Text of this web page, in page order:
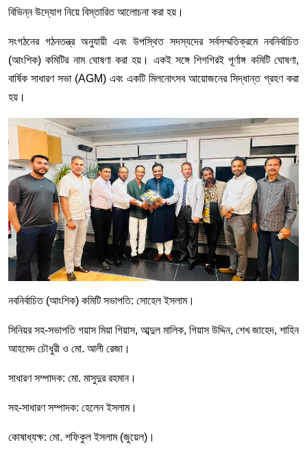
বিভিন্ন উদ্যোগ নিয়ে বিস্তারিত আলোচনা করা হয়।
সংগঠনের গঠনতন্ত্র অনুযায়ী এবং উপস্থিত সদস্যদের সর্বসম্মতিক্রমে নবনির্বাচিত
(আংশিক) কমিটির নাম ঘোষণা করা হয়। একই সঙ্গে শিগগিরই পূর্ণাঙ্গ কমিটি ঘোষণা,
বার্ষিক সাধারণ সভা (AGM) এবং একটি মিলনোৎসব আয়োজনের সিদ্ধান্ত গ্রহণ করা
হয়।
নবনির্বাচিত (আংশিক) কমিটি সভাপতি: সোহেল ইসলাম।
‌সি‌নিয়র সহ-সভাপতি গয়াস মিয়া গিয়াস, আব্দুল মালিক, গিয়াস উদ্দিন, শেখ জাহেদ, শাহিন
আহমেদ চৌধুরী ও মো. আলী রেজা।
সাধারণ সম্পাদক: মো. মাসুদুর রহমান।
সহ-সাধারণ সম্পাদক: হেলেন ইসলাম।
কোষাধ্যক্ষ: মো. শফিকুল ইসলাম (জুয়েল)।